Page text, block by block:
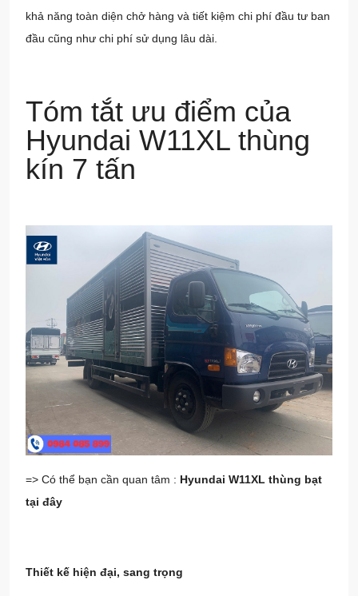
khả năng toàn diện chở hàng và tiết kiệm chi phí đầu tư ban
đầu cũng như chi phí sử dụng lâu dài.
Tóm tắt ưu điểm của
Hyundai W11XL thùng
kín 7 tấn
=> Có thể bạn cần quan tâm : Hyundai W11XL thùng bạt
tại đây
Thiết kế hiện đại, sang trọng